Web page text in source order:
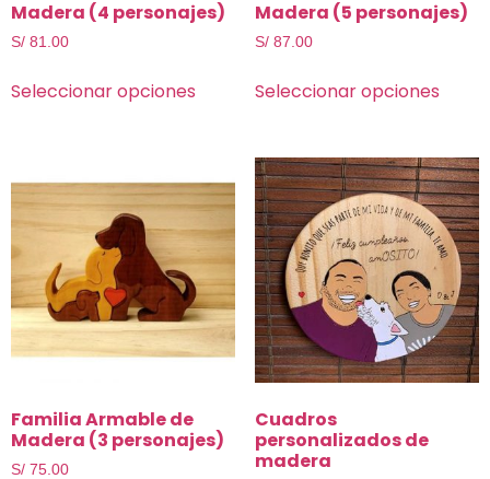
Madera (4 personajes)
S/ 81.00
Seleccionar opciones
Madera (5 personajes)
S/87.00
Seleccionar opciones
Familia Armable de
Madera (3 personajes)
S/ 75.00
Cuadros
personalizados de
madera